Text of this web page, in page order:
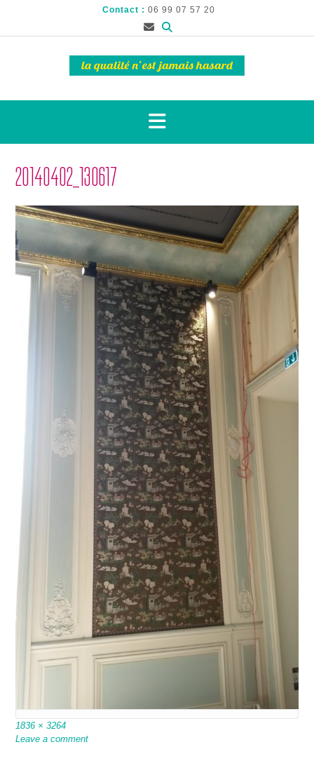
Contact : 06 99 07 57 20
20140402_130617
Full
size
1836 × 3264
Leave a comment